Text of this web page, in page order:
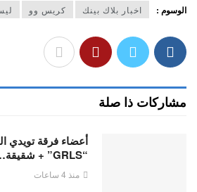
الوسوم : اخبار بلاك بينك كريس وو
مشاركات ذا صلة
أعضاء فرقة تويدي
“GRLS” + شقيقة…
منذ 4 ساعات